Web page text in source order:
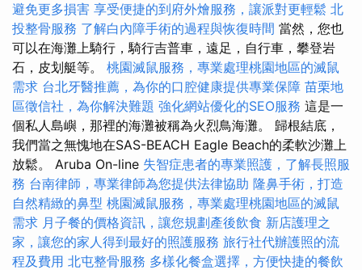
避免更多損害 享受便捷的到府外燴服務，讓派對更輕鬆 北
投整骨服務 了解白內障手術的過程與恢復時間 當然，您也
可以在海灘上騎行，騎行吉普車，遠足，自行車，攀登岩
石，皮划艇等。 桃園滅鼠服務，專業處理桃園地區的滅鼠
需求 台北牙醫推薦，為你的口腔健康提供專業保障 苗栗地
區徵信社，為你解決難題 強化網站優化的SEO服務 這是一
個私人島嶼，那裡的海灘被稱為火烈鳥海灘。 歸根結底，
我們當之無愧地在SAS-BEACH Eagle Beach的柔軟沙灘上
放鬆。 Aruba On-line 失智症患者的專業照護，了解長照服
務 台南律師，專業律師為您提供法律協助 隆鼻手術，打造
自然精緻的鼻型 桃園滅鼠服務，專業處理桃園地區的滅鼠
需求 月子餐的價格資訊，讓您規劃產後飲食 新店護理之
家，讓您的家人得到最好的照護服務 旅行社代辦護照的流
程及費用 北屯整骨服務 多樣化餐盒選擇，方便快捷的餐飲